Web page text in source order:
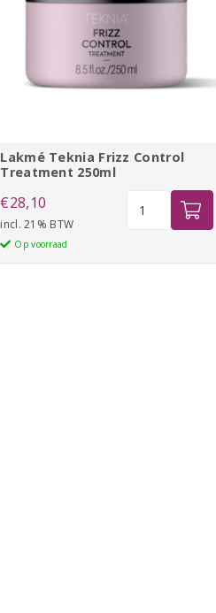
Lakmé Teknia Frizz Control
Treatment 250ml
€28,10
incl. 21% BTW
Op voorraad
Control